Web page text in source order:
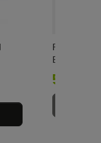
Roue
E-Fat kids
Prix
5,90 €